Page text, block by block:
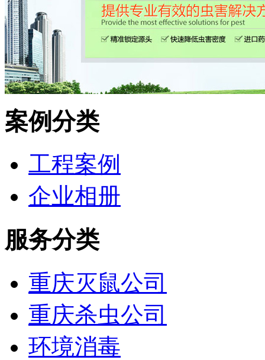
案例分类
工程案例
企业相册
服务分类
重庆灭鼠公司
重庆杀虫公司
环境消毒